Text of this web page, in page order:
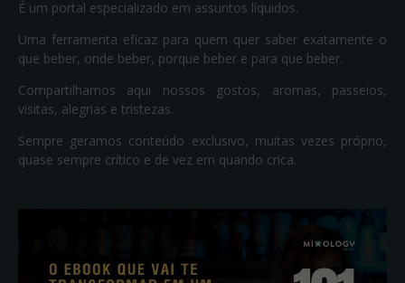
É um portal especializado em assuntos líquidos.
Uma ferramenta eficaz para quem quer saber exatamente o
que beber, onde beber, porque beber e para que beber.
Compartilhamos aqui nossos gostos, aromas, passeios,
visitas, alegrias e tristezas.
Sempre geramos conteúdo exclusivo, muitas vezes próprio,
quase sempre crítico e de vez em quando crica.